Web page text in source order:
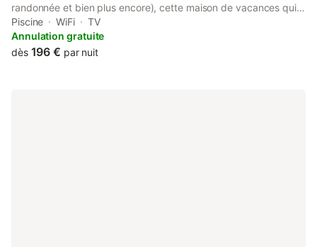
randonnée et bien plus encore), cette maison de vacances qui
accepte les animaux de compagnie a décidément tout pour
vous plaire. Si vous souhaitez explorer les environs, sautez en
voiture et parcourez le trajet de 17 minutes jusqu'à Château de
Piscine WiFi
TV
Annulation gratuite
dès 196 € par nuit